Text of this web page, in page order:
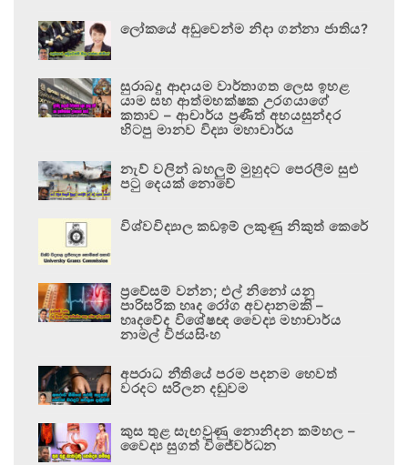
ලෝකයේ අඩුවෙන්ම නිදා ගන්නා ජාතිය?
සුරාබදු ආදායම වාර්තාගත ලෙස ඉහළ
යාම සහ ආත්මභක්ෂක උරගයාගේ
කතාව – ආචාර්ය ප්‍රණීත් අභයසුන්දර
හිටපු මානව විද්‍යා මහාචාර්ය
නැව් වලින් බහලුම් මුහුදට පෙරලීම සුළු
පටු දෙයක් නොවේ
විශ්වවිද්‍යාල කඩඉම් ලකුණු නිකුත් කෙරේ
ප්‍රවේසම් වන්න; එල් නිනෝ යනු
පාරිසරික හෘද රෝග අවදානමකි –
හෘදවේද විශේෂඥ වෛද්‍ය මහාචාර්ය
නාමල් විජයසිංහ
අපරාධ නීතියේ පරම පදනම හෙවත්
වරදට සරිලන දඬුවම
කුස තුළ සැඟවුණු නොනිදන කම්හල –
වෛද්‍ය සුගත් විජේවර්ධන